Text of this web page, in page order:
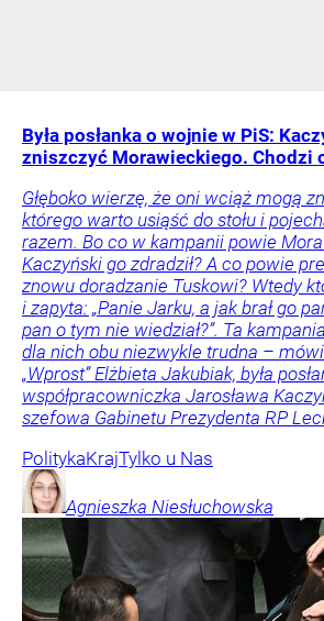
Była posłanka o wojnie w PiS:
zniszczyć Morawieckiego. Chodzi
Głęboko wierzę, że oni wciąż mogą
którego warto usiąść do stołu i
razem. Bo co w kampanii powie
Kaczyński go zdradził? A co powie
znowu doradzanie Tuskowi? Wtedy
i zapyta: „Panie Jarku, a jak brał go
pan o tym nie wiedział?”. Ta
dla nich obu niezwykle trudna –
„Wprost” Elżbieta Jakubiak, była
współpracowniczka Jarosława
szefowa Gabinetu Prezydenta RP
PolitykaKrajTylko u Nas
Agnieszka Niesłuchowska